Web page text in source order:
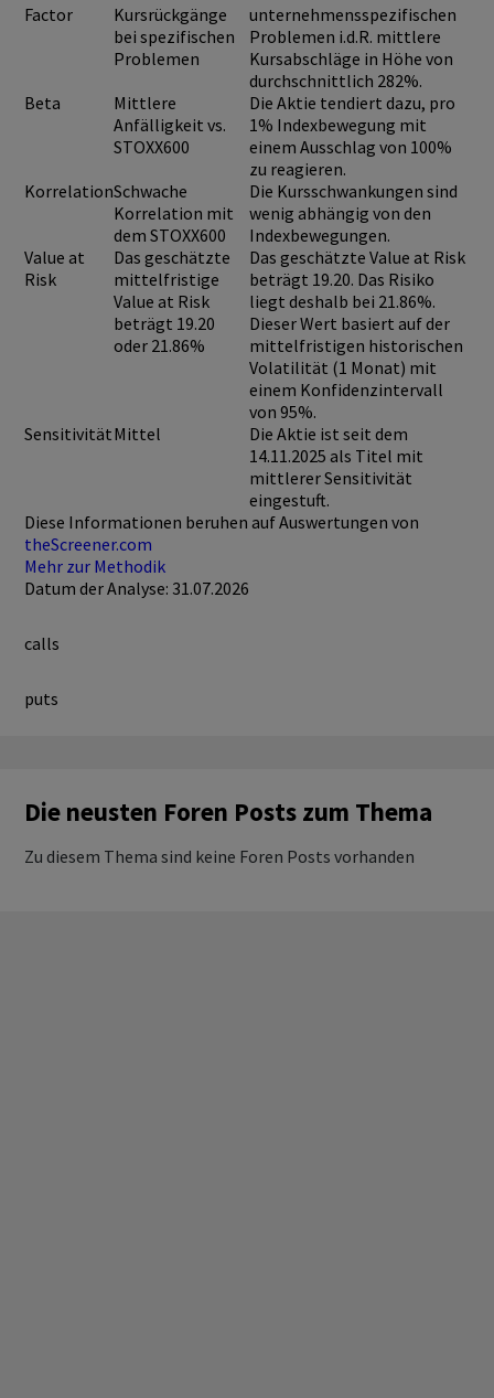
Factor
Kursrückgänge
bei spezifischen
Problemen
unternehmensspezifischen
Problemen i.d.R. mittlere
Kursabschläge in Höhe von
durchschnittlich 282%.
Beta
Mittlere
Anfälligkeit vs.
STOXX600
Die Aktie tendiert dazu, pro
1% Indexbewegung mit
einem Ausschlag von 100%
zu reagieren.
KorrelationSchwache
Korrelation mit
dem STOXX600
Die Kursschwankungen sind
wenig abhängig von den
Indexbewegungen.
Value at
Risk
Das geschätzte
mittelfristige
Value at Risk
beträgt 19.20
oder 21.86%
Das geschätzte Value at Risk
beträgt 19.20. Das Risiko
liegt deshalb bei 21.86%.
Dieser Wert basiert auf der
mittelfristigen historischen
Volatilität (1 Monat) mit
einem Konfidenzintervall
von 95%.
SensitivitätMittel
Die Aktie ist seit dem
14.11.2025 als Titel mit
mittlerer Sensitivität
eingestuft.
Diese Informationen beruhen auf Auswertungen von
theScreener.com
Mehr zur Methodik
Datum der Analyse: 31.07.2026
calls
puts
Die neusten Foren Posts zum Thema
Zu diesem Thema sind keine Foren Posts vorhanden